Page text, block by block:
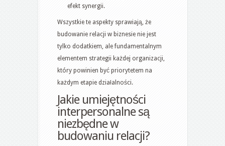
efekt synergii.
Wszystkie te aspekty sprawiają, że
budowanie relacji w biznesie nie jest
tylko dodatkiem, ale fundamentalnym
elementem strategii każdej organizacji,
który powinien być priorytetem na
każdym etapie działalności.
Jakie umiejętności
interpersonalne są
niezbędne w
budowaniu relacji?